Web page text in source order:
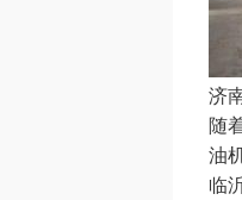
济
随
油
临